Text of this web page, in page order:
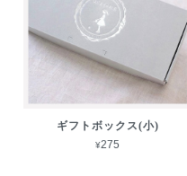
ギフトボックス(小)
¥275